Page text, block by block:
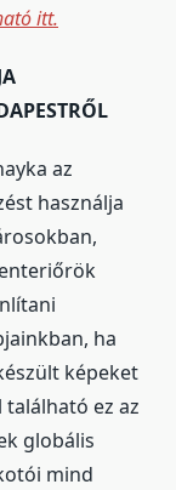
itt.
az
használja
ha
képeket
ez az
globális
mind